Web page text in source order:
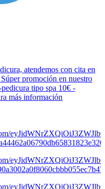
atendemos con cita en
promoción en nuestro
tipo spa 10€ -
más información